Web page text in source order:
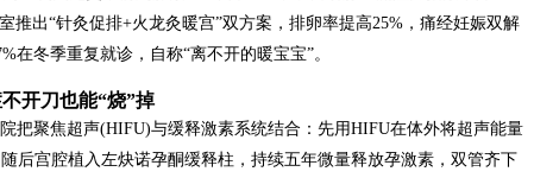
推出“针灸促排+火龙灸暖宫”双方案，排卵率提高25%，痛经妊娠双解
在冬季重复就诊，自称“离不开的暖宝宝”。
开刀也能“烧”掉
把聚焦超声(HIFU)与缓释激素系统结合：先用HIFU在体外将超声能量
后宫腔植入左炔诺孕酮缓释柱，持续五年微量释放孕激素，双管齐下